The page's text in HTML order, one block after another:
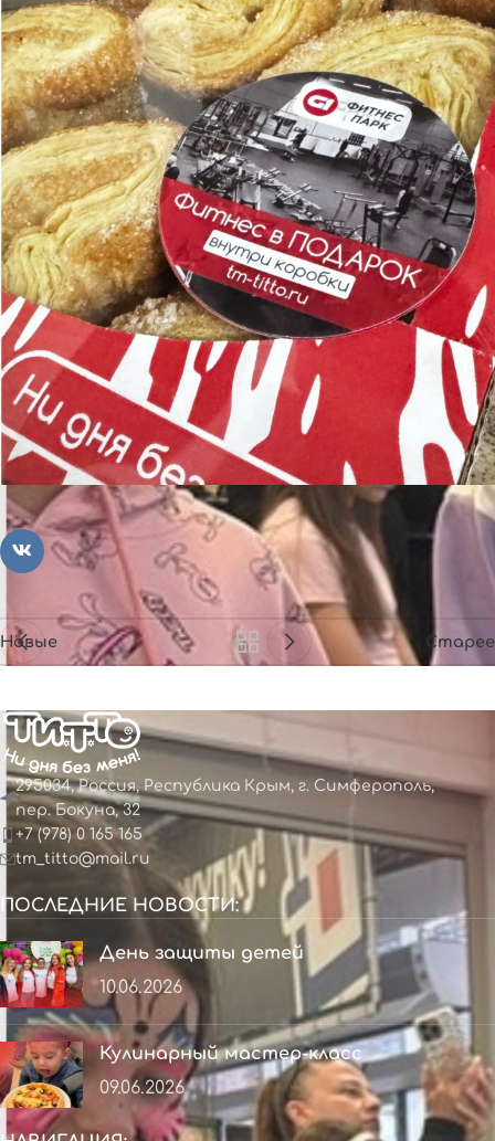
Новые Старее
295034, Россия, Республика Крым, г. Симферополь,
пер. Бокуна, 32
+7 (978) 0 165 165
tm_titto@mail.ru
ПОСЛЕДНИЕ НОВОСТИ:
День защиты детей
10.06.2026
Кулинарный мастер-класс
09.06.2026